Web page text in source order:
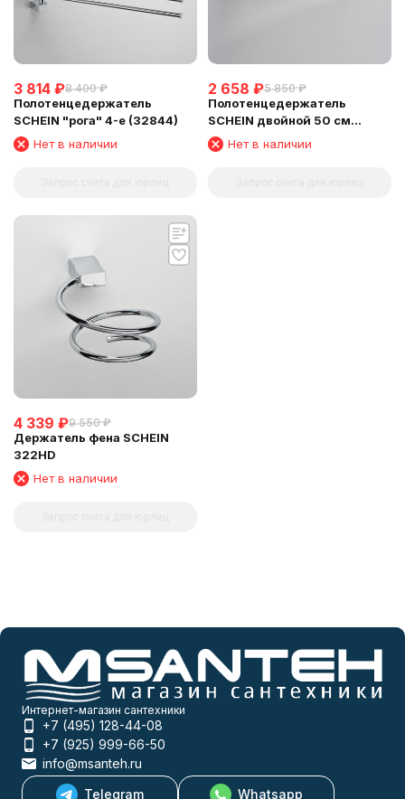
3 814 ₽8 400 ₽
Полотенцедержатель
SCHEIN "рога" 4-е (32844)
Нет в наличии
2 658 ₽5 850 ₽
Полотенцедержатель
SCHEIN двойной 50 см
(32822)Нет в наличии
4 339 ₽9 550 ₽
Держатель фена SCHEIN
322HD
Нет в наличии
Интернет-магазин сантехники
+7 (495) 128-44-08
+7 (925) 999-66-50
info@msanteh.ru
Telegram
Whatsapp